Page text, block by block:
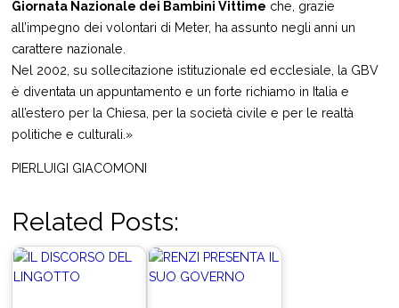
Giornata Nazionale dei Bambini Vittime che, grazie
all’impegno dei volontari di Meter, ha assunto negli anni un
carattere nazionale.
Nel 2002, su sollecitazione istituzionale ed ecclesiale, la GBV
è diventata un appuntamento e un forte richiamo in Italia e
all’estero per la Chiesa, per la società civile e per le realtà
politiche e culturali.»
PIERLUIGI GIACOMONI
Related Posts: